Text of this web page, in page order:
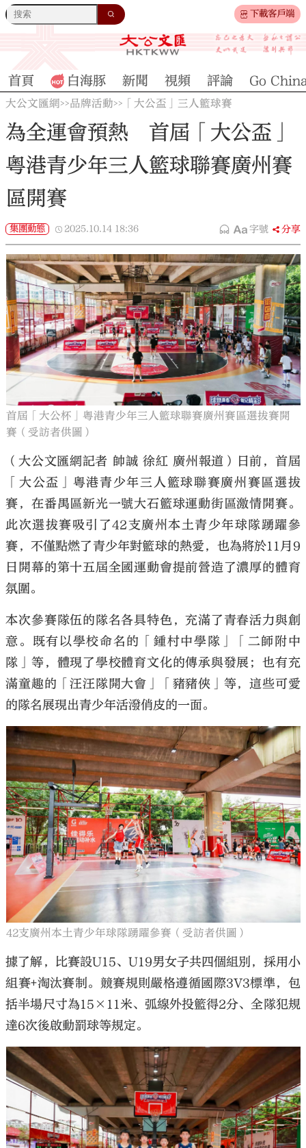
下載客戶端
大公文匯
首頁 白海豚 新聞 視頻 評論 Go
大公文匯網>>品牌活動>> 「大公盃」三人籃球賽
為全運會預熱 首屆「大公盃」
粵港青少年三人籃球聯賽廣州賽
區開賽
集團動態 2025.10.14 18:36 字號 分享
首屆「大公杯」粵港青少年三人籃球聯賽廣州賽區選拔賽開
賽（受訪者供圖）
（大公文匯網記者 帥誠 徐紅 廣州報道）日前，首屆
「大公盃」粵港青少年三人籃球聯賽廣州賽區選拔
賽，在番禺區新光一號大石籃球運動街區激情開賽。
此次選拔賽吸引了42支廣州本土青少年球隊踴躍參
賽，不僅點燃了青少年對籃球的熱愛，也為將於11月9
日開幕的第十五屆全國運動會提前營造了濃厚的體育
氛圍。
本次參賽隊伍的隊名各具特色，充滿了青春活力與創
意。既有以學校命名的「鍾村中學隊」「二師附中
隊」等，體現了學校體育文化的傳承與發展；也有充
滿童趣的「汪汪隊開大會」「豬豬俠」等，這些可愛
的隊名展現出青少年活潑俏皮的一面。
42支廣州本土青少年球隊踴躍參賽（受訪者供圖）
據了解，比賽設U15、U19男女子共四個組別，採用小
組賽+淘汰賽制。競賽規則嚴格遵循國際3V3標準，包
括半場尺寸為15×11米、弧線外投籃得2分、全隊犯規
達6次後啟動罰球等規定。